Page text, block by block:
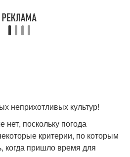
неприхотливых культур!
нет, поскольку погода
критерии, по которым
когда пришло время для